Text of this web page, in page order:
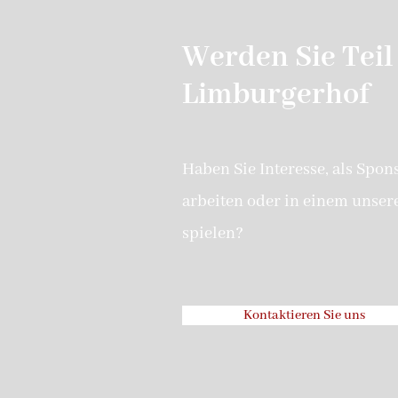
Werden Sie
Limburgerhof
Haben Sie Interesse, als
arbeiten oder in einem
spielen?
Kontaktieren Sie uns